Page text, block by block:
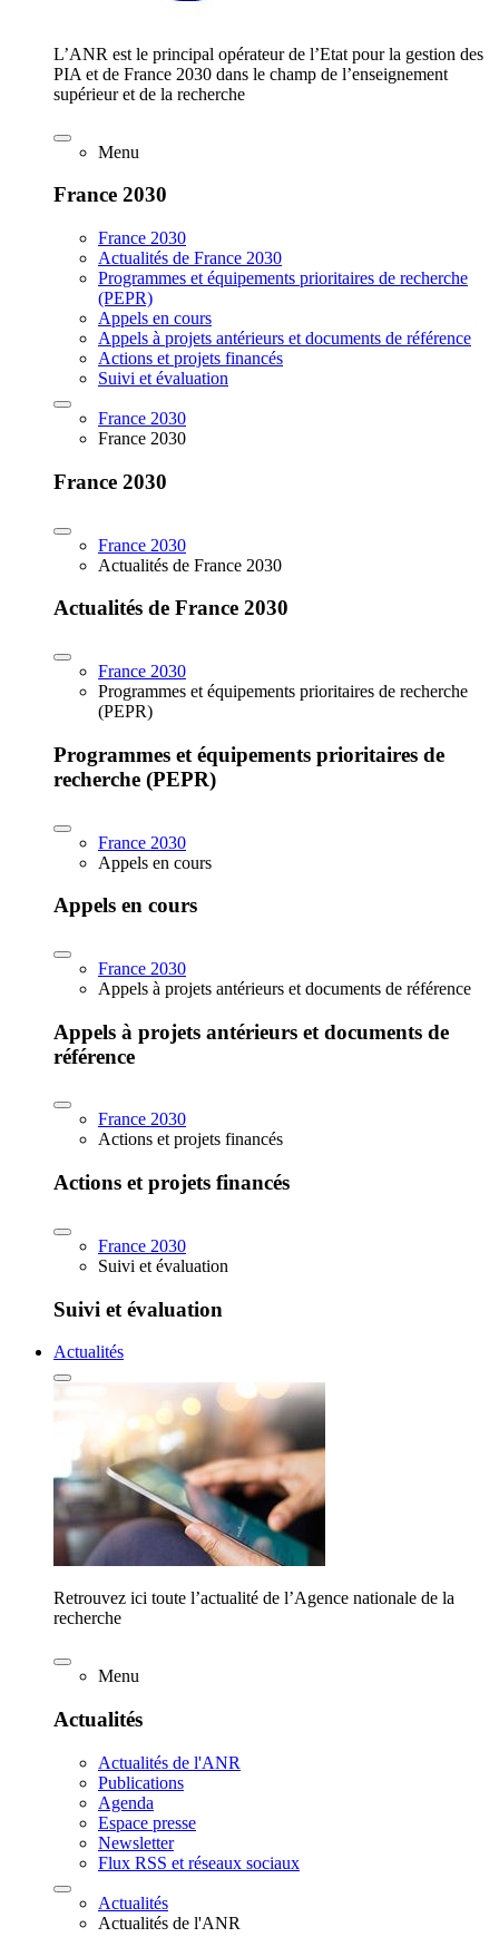
L’ANR est le principal opérateur de l’Etat pour la gestion des
PIA et de France 2030 dans le champ de l’enseignement
supérieur et de la recherche
Menu
France 2030
France 2030
Actualités de France 2030
Programmes et équipements prioritaires de recherche
(PEPR)
Appels en cours
Appels à projets antérieurs et documents de référence
Actions et projets financés
Suivi et évaluation
France 2030
France 2030
France 2030
France 2030
Actualités de France 2030
Actualités de France 2030
France 2030
Programmes et équipements prioritaires de recherche
(PEPR)
Programmes et équipements prioritaires de
recherche (PEPR)
France 2030
Appels en cours
Appels en cours
France 2030
Appels à projets antérieurs et documents de référence
Appels à projets antérieurs et documents de
référence
France 2030
Actions et projets financés
Actions et projets financés
France 2030
Suivi et évaluation
Suivi et évaluation
Actualités
Retrouvez ici toute l’actualité de l’Agence nationale de la
recherche
Menu
Actualités
Actualités de l'ANR
Publications
Agenda
Espace presse
Newsletter
Flux RSS et réseaux sociaux
Actualités
Actualités de l'ANR